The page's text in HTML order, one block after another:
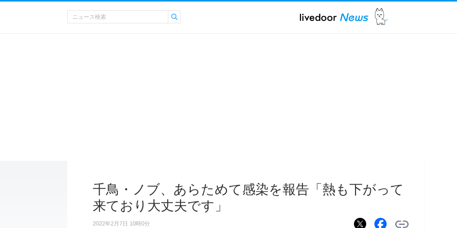
千鳥・ノブ、あらためて感染を報告「熱も下がって
来ており大丈夫です」
2022年2月7日 10時0分